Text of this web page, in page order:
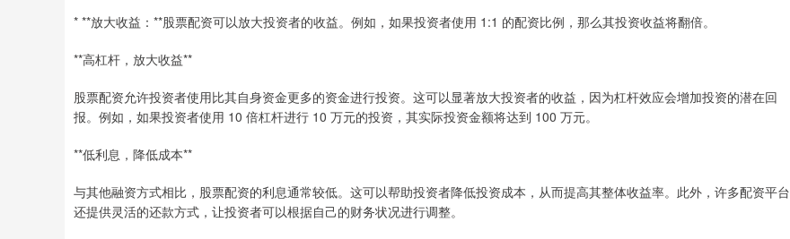
* **放大收益：**股票配资可以放大投资者的收益。例如，如果投资者使用 1:1 的配资比例，那么其投资收益将翻倍。
**高杠杆，放大收益**
股票配资允许投资者使用比其自身资金更多的资金进行投资。这可以显著放大投资者的收益，因为杠杆效应会增加投资的潜在回
报。例如，如果投资者使用 10 倍杠杆进行 10 万元的投资，其实际投资金额将达到 100 万元。
**低利息，降低成本**
与其他融资方式相比，股票配资的利息通常较低。这可以帮助投资者降低投资成本，从而提高其整体收益率。此外，许多配资平台
还提供灵活的还款方式，让投资者可以根据自己的财务状况进行调整。